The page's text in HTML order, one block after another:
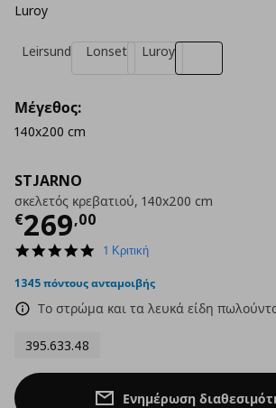
STJARNO
σκελετός κρεβατιού, 140x200 cm
€269,00
Τρέχουσα τιμή
5.0
rating
1 Κριτική
1345 πόντους ανταμοιβής
Το στρώμα και τα λευκά είδη
395.633.48
Luroy
Leirsund Lonset Luroy
Μέγεθος:
140x200 cm
Ενημέρωση